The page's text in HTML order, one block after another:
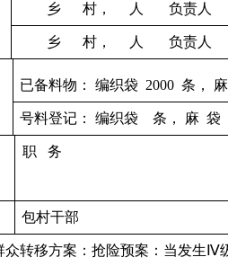
乡 村， 人 负责人
乡 村， 人 负责人
已备料物： 编织袋 2000 条
号料登记： 编织袋 条， 麻
职 务
包村干部
众转移方案：抢险预案：当发生Ⅳ